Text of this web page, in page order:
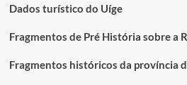
Dados turístico do Uíge
Fragmentos de Pré História sobre a
Fragmentos históricos da província